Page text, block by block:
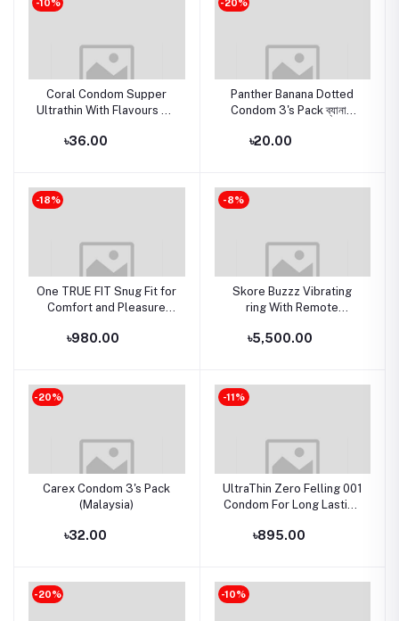
-10%
Coral Condom Supper
Ultrathin With Flavours 3's
৳36.00
-20%
Panther Banana Dotted
Condom 3's Pack ব্যানানা
৳20.00
-18%
One TRUE FIT Snug Fit for
Comfort and Pleasure
Jar(Malaysia)
৳980.00
-8%
Skore Buzzz Vibrating
ring With Remote
৳5,500.00
-20%
Carex Condom 3's Pack
(Malaysia)
৳32.00
-11%
UltraThin Zero Felling 001
Condom For Long Lasting
৳895.00
-20% -10%